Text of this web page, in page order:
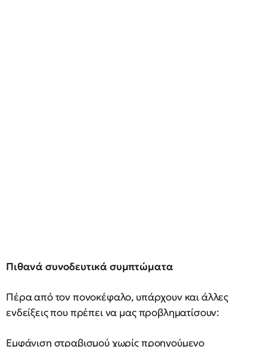
Πιθανά συνοδευτικά συμπτώματα
Πέρα από τον πονοκέφαλο, υπάρχουν και άλλες
ενδείξεις που πρέπει να μας προβληματίσουν:
Εμφάνιση στραβισμού χωρίς προηγούμενο